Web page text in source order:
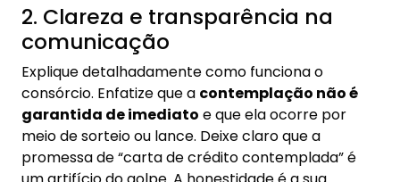
2. Clareza e transparência na
comunicação
Explique detalhadamente como funciona o
consórcio. Enfatize que a contemplação não é
garantida de imediato e que ela ocorre por
meio de sorteio ou lance. Deixe claro que a
promessa de “carta de crédito contemplada” é